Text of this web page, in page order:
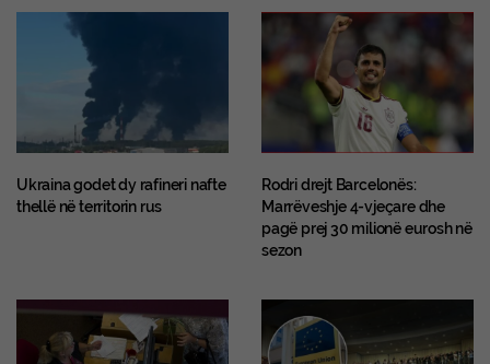
Ukraina godet dy rafineri nafte
thellë në territorin rus
Rodri drejt Barcelonës:
Marrëveshje 4-vjeçare dhe
pagë prej 30 milionë eurosh në
sezon